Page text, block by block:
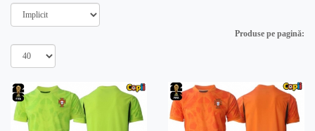
Produse pe pagină: